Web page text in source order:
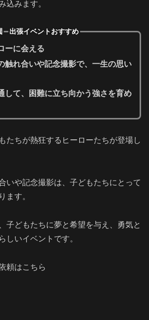
込みます。
出張イベントおすすめ
ーに会える
触れ合いや記念撮影で、一生の思い
して、困難に立ち向かう強さを育め
たちが熱狂するヒーローたちが登場し
いや記念撮影は、子どもたちにとって
ます。
子どもたちに夢と希望を与え、勇気と
しいイベントです。
頼はこちら